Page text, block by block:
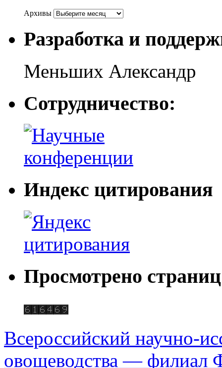
Архивы
Разработка и
Меньших Александр
Сотрудничество:
Индекс цитирования
Просмотрено
Всероссийский научно-
овощеводства — филиал